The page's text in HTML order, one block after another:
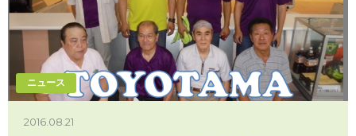
ニュース
2016.08.21